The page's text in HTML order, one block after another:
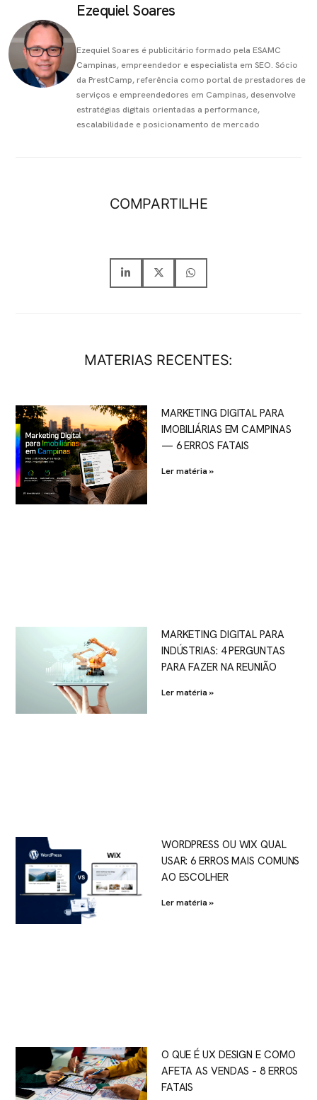
Ezequiel Soares
Ezequiel Soares é publicitário formado pela ESAMC
Campinas, empreendedor e especialista em SEO. Sócio
da PrestCamp, referência como portal de prestadores de
serviços e empreendedores em Campinas, desenvolve
estratégias digitais orientadas a performance,
escalabilidade e posicionamento de mercado
COMPARTILHE
MATERIAS RECENTES:
MARKETING DIGITAL PARA
IMOBILIÁRIAS EM CAMPINAS
— 6 ERROS FATAIS
Ler matéria »
MARKETING DIGITAL PARA
INDÚSTRIAS: 4 PERGUNTAS
PARA FAZER NA REUNIÃO
Ler matéria »
WORDPRESS OU WIX QUAL
USAR: 6 ERROS MAIS COMUNS
AO ESCOLHER
Ler matéria »
O QUE É UX DESIGN E COMO
AFETA AS VENDAS – 8 ERROS
FATAIS